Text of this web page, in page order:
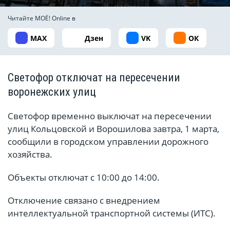
Читайте МОЁ! Online в
MAX Дзен VK ОК
Светофор отключат на пересечении
воронежских улиц
Светофор временно выключат на пересечении
улиц Кольцовской и Ворошилова завтра, 1 марта,
сообщили в городском управлении дорожного
хозяйства.
Объекты отключат с 10:00 до 14:00.
Отключение связано с внедрением
интеллектуальной транспортной системы (ИТС).